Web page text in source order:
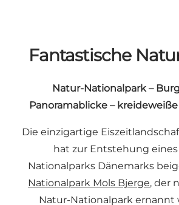
Fantastische
Natur-Nationalpark –
Panoramablicke –
Die einzigartige
hat zur Entstehung
Nationalparks Dänemarks
Nationalpark Mols Bjerge, der
Natur-Nationalpark ernannt